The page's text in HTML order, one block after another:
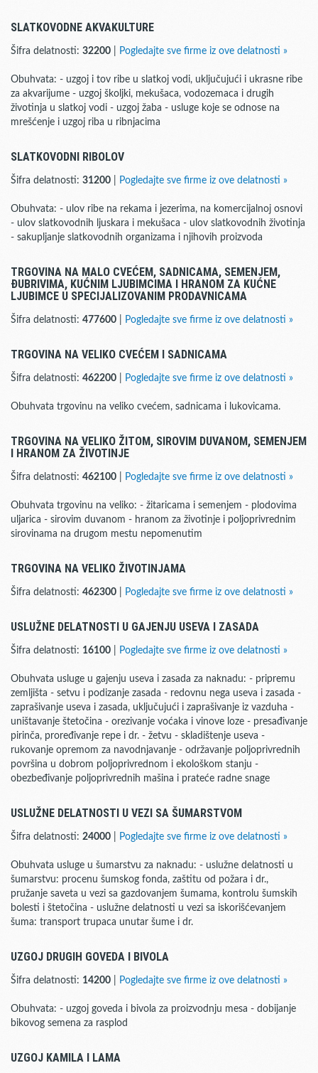
SLATKOVODNE AKVAKULTURE
Šifra delatnosti: 32200 Pogledajte sve firme iz ove delatnosti »
Obuhvata: - uzgoj i tov ribe u slatkoj vodi, uključujući i ukrasne ribe
za akvarijume - uzgoj školjki, mekušaca, vodozemaca i drugih
životinja u slatkoj vodi - uzgoj žaba - usluge koje se odnose na
mrešćenje i uzgoj riba u ribnjacima
SLATKOVODNI RIBOLOV
Šifra delatnosti: 31200 Pogledajte sve firme iz ove delatnosti »
Obuhvata: - ulov ribe na rekama i jezerima, na komercijalnoj osnovi
- ulov slatkovodnih ljuskara i mekušaca - ulov slatkovodnih životinja
- sakupljanje slatkovodnih organizama i njihovih proizvoda
TRGOVINA NA MALO CVEĆEM, SADNICAMA, SEMENJEM,
ĐUBRIVIMA, KUĆNIM LJUBIMCIMA I HRANOM ZA KUĆNE
LJUBIMCE U SPECIJALIZOVANIM PRODAVNICAMA
Šifra delatnosti: 477600 Pogledajte sve firme iz ove delatnosti »
TRGOVINA NA VELIKO CVEĆEM I SADNICAMA
Šifra delatnosti: 462200 Pogledajte sve firme iz ove delatnosti »
Obuhvata trgovinu na veliko cvećem, sadnicama i lukovicama.
TRGOVINA NA VELIKO ŽITOM, SIROVIM DUVANOM, SEMENJEM
I HRANOM ZA ŽIVOTINJE
Šifra delatnosti: 462100 Pogledajte sve firme iz ove delatnosti »
Obuhvata trgovinu na veliko: - žitaricama i semenjem - plodovima
uljarica - sirovim duvanom - hranom za životinje i poljoprivrednim
sirovinama na drugom mestu nepomenutim
TRGOVINA NA VELIKO ŽIVOTINJAMA
Šifra delatnosti: 462300 Pogledajte sve firme iz ove delatnosti »
USLUŽNE DELATNOSTI U GAJENJU USEVA I ZASADA
Šifra delatnosti: 16100 Pogledajte sve firme iz ove delatnosti »
Obuhvata usluge u gajenju useva i zasada za naknadu: - pripremu
zemljišta - setvu i podizanje zasada - redovnu nega useva i zasada -
zaprašivanje useva i zasada, uključujući i zaprašivanje iz vazduha -
uništavanje štetočina - orezivanje voćaka i vinove loze - presađivanje
pirinča, proređivanje repe i dr. - žetvu - skladištenje useva -
rukovanje opremom za navodnjavanje - održavanje poljoprivrednih
površina u dobrom poljoprivrednom i ekološkom stanju -
obezbeđivanje poljoprivrednih mašina i prateće radne snage
USLUŽNE DELATNOSTI U VEZI SA ŠUMARSTVOM
Šifra delatnosti: 24000 Pogledajte sve firme iz ove delatnosti »
Obuhvata usluge u šumarstvu za naknadu: - uslužne delatnosti u
šumarstvu: procenu šumskog fonda, zaštitu od požara i dr.,
pružanje saveta u vezi sa gazdovanjem šumama, kontrolu šumskih
bolesti i štetočina - uslužne delatnosti u vezi sa iskorišćevanjem
šuma: transport trupaca unutar šume i dr.
UZGOJ DRUGIH GOVEDA I BIVOLA
Šifra delatnosti: 14200 Pogledajte sve firme iz ove delatnosti »
Obuhvata: - uzgoj goveda i bivola za proizvodnju mesa - dobijanje
bikovog semena za rasplod
UZGOJ KAMILA I LAMA